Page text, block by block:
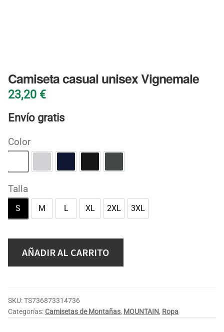
Camiseta casual unisex Vignemale
23,20 €
Envío gratis
Color
Talla
S
S
M
M
L
L
XL
XL
2XL
2XL
3XL
3XL
AÑADIR AL CARRITO
SKU:TS736873314736
Categorías:Camisetas de Montañas, MOUNTAIN, Ropa